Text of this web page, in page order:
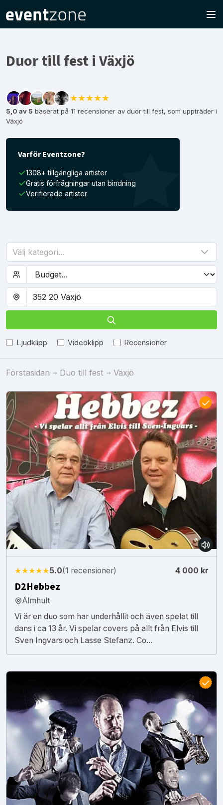
Duor till fest i Växjö
★★★★★
5,0 av 5 baserat på 11 recensioner av duor till fest, som uppträder i
Växjö
Varför Eventzone?
1308+ tillgängliga artister
Gratis förfrågningar utan bindning
Verifierade artister
Välj kategori...
Ljudklipp Videoklipp Recensioner
Förstasidan Duo till fest Växjö
★★★★★5.0(1 recensioner) 4 000 kr
D2Hebbez
Älmhult
Vi är en duo som har underhållit och även spelat till
dans i ca 13 år. Vi spelar covers på allt från Elvis till
Sven Ingvars och Lasse Stefanz. Co...